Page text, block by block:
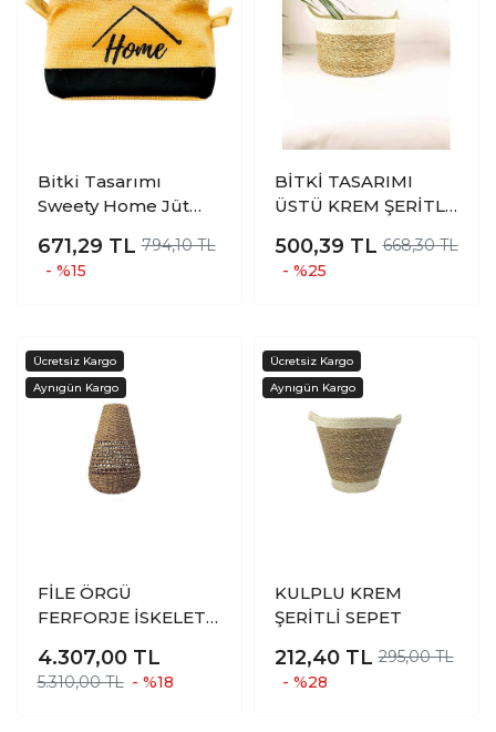
Bitki Tasarımı
Sweety Home Jüt
Mutfak Banyo Salon
Sepeti Katlanır Sıvı
671,29 TL 794,10 TL
- %15
BİTKİ TASARIMI
ÜSTÜ KREM ŞERİTLİ
KÜÇÜK
500,39 TL 668,30 TL
- %25
FİLE ÖRGÜ
FERFORJE İSKELET
HASIR SEPET VAZO
SAKSILIK 65 CM
4.307,00 TL
5.310,00 TL - %18
KULPLU KREM
ŞERİTLİ SEPET
212,40 TL 295,00 TL
- %28